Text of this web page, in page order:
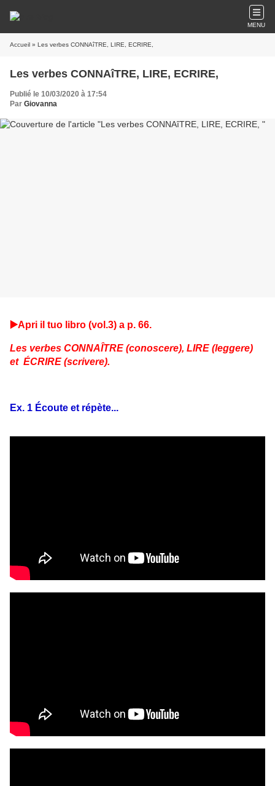
MENU
Accueil » Les verbes CONNAîTRE, LIRE, ECRIRE,
Les verbes CONNAîTRE, LIRE, ECRIRE,
Publié le 10/03/2020 à 17:54
Par Giovanna
▶️Apri il tuo libro (vol.3) a p. 66.
Les verbes CONNAÎTRE (conoscere), LIRE (leggere)
et ÉCRIRE (scrivere).
Ex. 1 Écoute et répète...